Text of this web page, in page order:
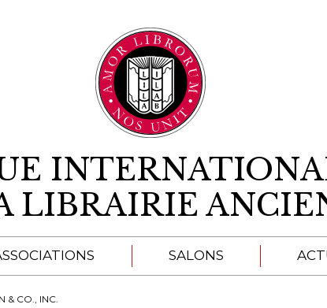
LIBRAIRIE
SALONS
& CO., INC.